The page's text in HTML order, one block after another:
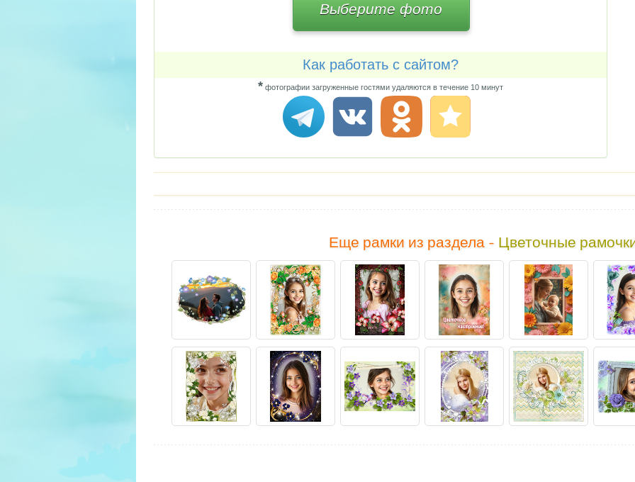
Выберите фото
Как работать с сайтом?
* фотографии загруженные гостями удаляются в течение 10 минут
Еще рамки из раздела - Цветочные